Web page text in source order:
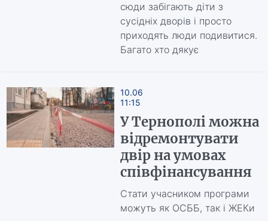
сюди забігають діти з
сусідніх дворів і просто
приходять люди подивитися.
Багато хто дякує
10.06
11:15
У Тернополі можна
відремонтувати
двір на умовах
співфінансування
Стати учасником програми
можуть як ОСББ, так і ЖЕКи